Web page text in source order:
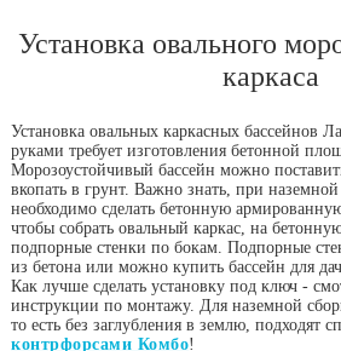
Установка овального
каркаса
Установка овальных каркасных бассейнов
руками требует изготовления бетонной
Морозоустойчивый бассейн можно
вкопать в грунт. Важно знать, при
необходимо сделать бетонную
чтобы собрать овальный каркас, на
подпорные стенки по бокам. Подпорные
из бетона или можно купить бассейн для
Как лучше сделать установку под ключ -
инструкции по монтажу. Для наземной
то есть без заглубления в землю, подходят
контрфорсами Комбо!